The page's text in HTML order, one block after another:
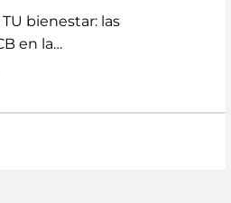
bienestar: las
en la…